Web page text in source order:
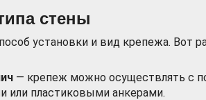
стены
установки и вид крепежа. Вот
— крепеж можно осуществлять с
или пластиковыми анкерами.